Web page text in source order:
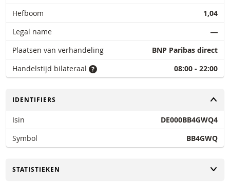
Hefboom
1,04
Legal name
―
Plaatsen van verhandeling
BNP Paribas direct
Handelstijd bilateraal
08:00 - 22:00
TOGGLE
IDENTIFIERS
Isin
DE000BB4GWQ4
Symbol
BB4GWQ
TOGGLE
STATISTIEKEN